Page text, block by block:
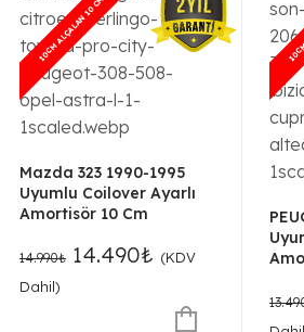
Mazda 323 1990-1995
Uyumlu Coilover Ayarlı
Amortisör 10 Cm
14.990₺ Orijinal
14.490₺Şu
fiyat:
(KDV
Dahil)